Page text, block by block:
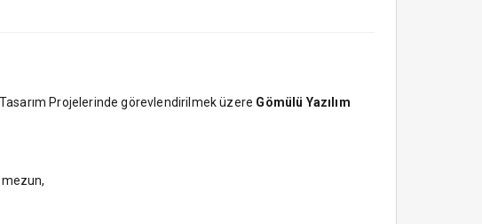
Projelerinde görevlendirilmek üzere Gömülü Yazılım